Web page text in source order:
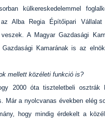
külkereskedelemmel
Alba Regia Építőipari
A Magyar Gazdasági
Kamarának is az
mellett közéleti funkció is?
2000 óta tiszteletbeli
Már a nyolcvanas években elég
hogy mindig érdekelt a